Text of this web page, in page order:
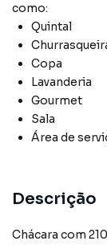
como:
Quintal
Copa
Lavanderia
Gourmet
Sala
Área de
Descrição
Chácara com